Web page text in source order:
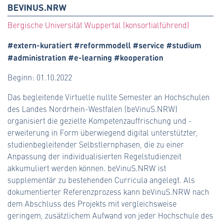
BEVINUS.NRW
Bergische Universität Wuppertal (konsortialführend)
#extern-kuratiert #reformmodell #service #studium
#administration #e-learning #kooperation
Beginn: 01.10.2022
Das begleitende Virtuelle nullte Semester an Hochschulen
des Landes Nordrhein-Westfalen (beVinuS.NRW)
organisiert die gezielte Kompetenzauffrischung und -
erweiterung in Form überwiegend digital unterstützter,
studienbegleitender Selbstlernphasen, die zu einer
Anpassung der individualisierten Regelstudienzeit
akkumuliert werden können. beVinuS.NRW ist
supplementär zu bestehenden Curricula angelegt. Als
dokumentierter Referenzprozess kann beVinuS.NRW nach
dem Abschluss des Projekts mit vergleichsweise
geringem, zusätzlichem Aufwand von jeder Hochschule des